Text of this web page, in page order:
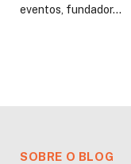
eventos, fundador…
SOBRE O BLOG